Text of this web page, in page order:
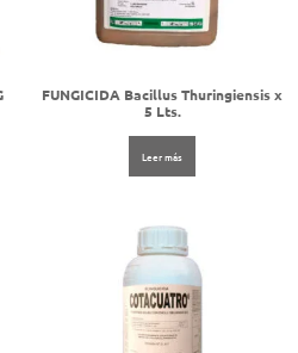
FUNGICIDA Bacillus Thuringiensis x
5 Lts.
Leer más